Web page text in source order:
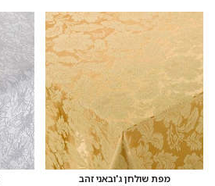
מפת שולחן ג'ובאני זהב